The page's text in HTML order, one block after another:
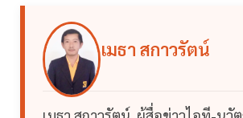
เมธา สกาวรัตน์